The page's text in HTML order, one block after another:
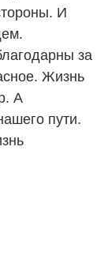
И
за
Жизнь
А
пути.